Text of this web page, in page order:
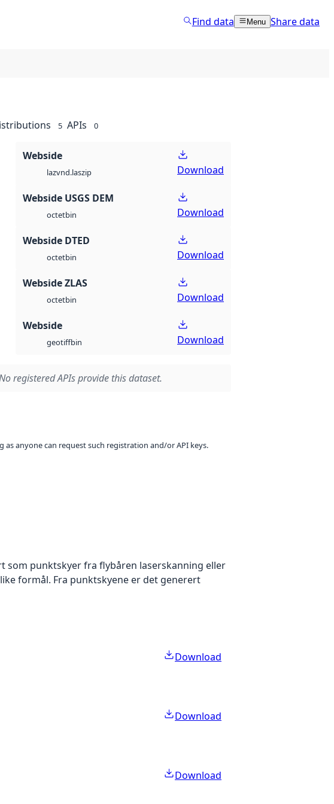
Find data Menu Share data
5 APIs 0
Webside
lazvnd.laszip Download
Webside USGS DEM
octetbin Download
Webside DTED
octetbin Download
Webside ZLAS
octetbin Download
Webside
geotiffbin Download
registered APIs provide this dataset.
as anyone can request such registration and/or API keys.
som punktskyer fra flybåren laserskanning eller
formål. Fra punktskyene er det generert
Download
Download
Download